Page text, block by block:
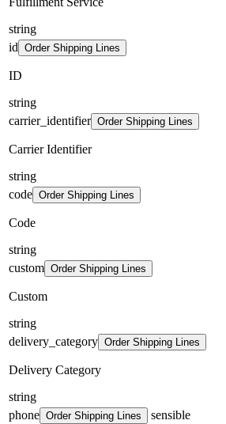
string
id Order Shipping Lines
ID
string
carrier_identifier Order Shipping Lines
Carrier Identifier
string
code Order Shipping Lines
Code
string
custom Order Shipping Lines
Custom
string
delivery_category Order Shipping Lines
Delivery Category
string
phone Order Shipping Lines sensible